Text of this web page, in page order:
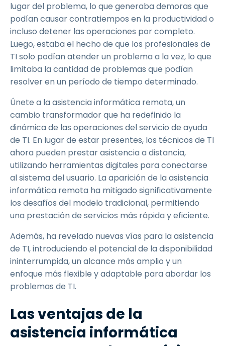
lugar del problema, lo que generaba demoras que
podían causar contratiempos en la productividad o
incluso detener las operaciones por completo.
Luego, estaba el hecho de que los profesionales de
TI solo podían atender un problema a la vez, lo que
limitaba la cantidad de problemas que podían
resolver en un período de tiempo determinado.
Únete a la asistencia informática remota, un
cambio transformador que ha redefinido la
dinámica de las operaciones del servicio de ayuda
de TI. En lugar de estar presentes, los técnicos de TI
ahora pueden prestar asistencia a distancia,
utilizando herramientas digitales para conectarse
al sistema del usuario. La aparición de la asistencia
informática remota ha mitigado significativamente
los desafíos del modelo tradicional, permitiendo
una prestación de servicios más rápida y eficiente.
Además, ha revelado nuevas vías para la asistencia
de TI, introduciendo el potencial de la disponibilidad
ininterrumpida, un alcance más amplio y un
enfoque más flexible y adaptable para abordar los
problemas de TI.
Las ventajas de la
asistencia informática